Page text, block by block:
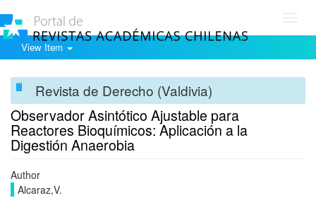
View Item
Revista de Derecho (Valdivia)
Observador Asintótico Ajustable para
Reactores Bioquímicos: Aplicación a la
Digestión Anaerobia
Author
Alcaraz,V.